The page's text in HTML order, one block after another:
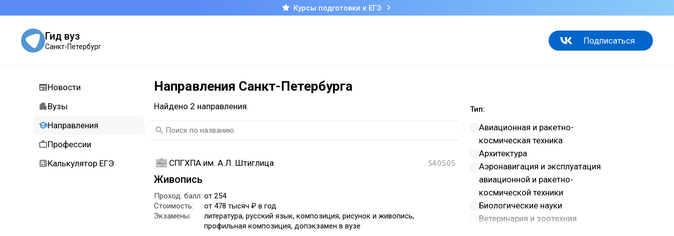
Курсы подготовки к ЕГЭ
Гид вуз
Санкт-Петербург
Подписаться
Новости
Вузы
Направления
Профессии
Калькулятор ЕГЭ
Тип:
Авиационная и ракетно-
космическая техника
Архитектура
Аэронавигация и эксплуатация
авиационной и ракетно-
космической техники
Биологические науки
Ветеринария и зоотехния
Направления Санкт-Петербурга
Найдено 2 направления.
СПГХПА им. А.Л. Штиглица 54.05.05
Живопись
Проход. балл: от 254
Стоимость:
от 478 тысяч ₽ в год
Экзамены:
литература, русский язык, композиция, рисунок и живопись,
профильная композиция, допэкзамен в вузе